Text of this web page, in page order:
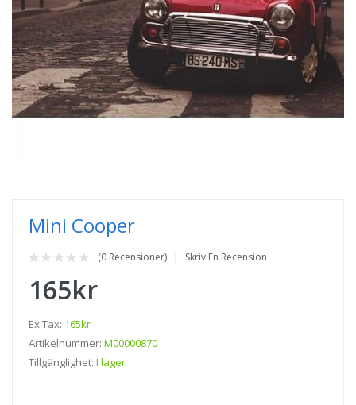
Mini Cooper
(0 Recensioner) Skriv En Recension
165kr
Ex Tax: 165kr
Artikelnummer: M00000870
Tillgänglighet: I lager